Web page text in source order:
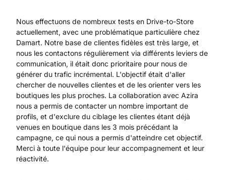
Nous effectuons de nombreux tests en Drive-to-Store
actuellement, avec une problématique particulière chez
Damart. Notre base de clientes fidèles est très large, et
nous les contactons régulièrement via différents leviers de
communication, il était donc prioritaire pour nous de
générer du trafic incrémental. L'objectif était d'aller
chercher de nouvelles clientes et de les orienter vers les
boutiques les plus proches. La collaboration avec Azira
nous a permis de contacter un nombre important de
profils, et d'exclure du ciblage les clientes étant déjà
venues en boutique dans les 3 mois précédant la
campagne, ce qui nous a permis d'atteindre cet objectif.
Merci à toute l'équipe pour leur accompagnement et leur
réactivité.